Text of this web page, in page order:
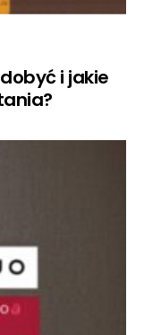
i jakie